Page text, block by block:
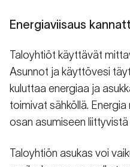
Energiaviisaus
Taloyhtiöt käyttävät
Asunnot ja käyttövesi
kuluttaa energiaa ja
toimivat sähköllä.
osan asumiseen liittyvistä
Taloyhtiön asukas voi